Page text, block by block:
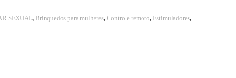
SEXUAL, Brinquedos para mulheres, Controle remoto, Estimuladores,